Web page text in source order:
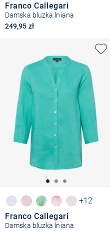
Franco Callegari
Damska bluzka lniana
249,95 zł
+12
Franco Callegari
Damska bluzka lniana